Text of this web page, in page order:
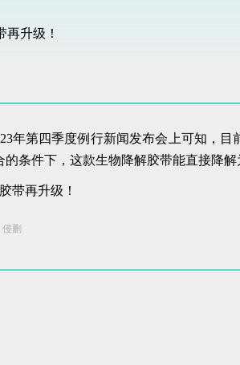
年第四季度例行新闻发布会上可知，
条件下，这款生物降解胶带能直接降解
删